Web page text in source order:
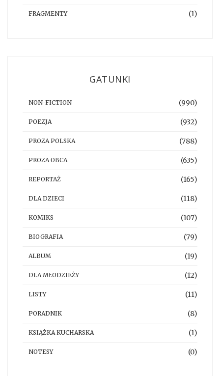
FRAGMENTY (1)
GATUNKI
NON-FICTION (990)
POEZJA (932)
PROZA POLSKA (788)
PROZA OBCA (635)
REPORTAŻ (165)
DLA DZIECI (118)
KOMIKS (107)
BIOGRAFIA (79)
ALBUM (19)
DLA MŁODZIEŻY (12)
LISTY (11)
PORADNIK (8)
KSIĄŻKA KUCHARSKA (1)
NOTESY (0)